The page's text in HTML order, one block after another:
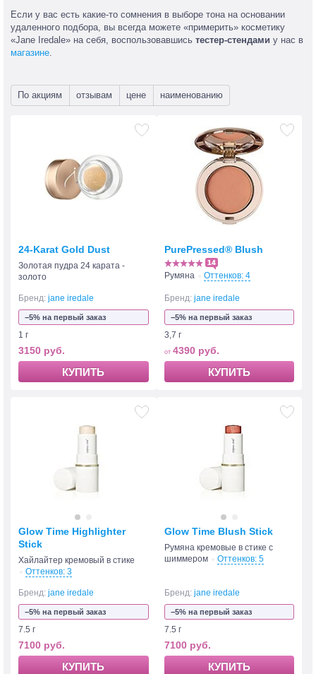
Если у вас есть какие-то сомнения в выборе тона на основании
удаленного подбора, вы всегда можете «примерить» косметику
«Jane Iredale» на себя, воспользовавшись тестер-стендами у нас в
магазине.
По акциям отзывам цене наименованию
24-Karat Gold Dust
Золотая пудра 24 карата -
золото
Бренд: jane iredale
−5% на первый заказ
1 г
3150 руб.
КУПИТЬ
PurePressed® Blush
14
Румяна Оттенков: 4
Бренд: jane iredale
−5% на первый заказ
3,7 г
4390 руб.
КУПИТЬ
Glow Time Highlighter
Stick
Хайлайтер кремовый в стике
Оттенков: 3
Бренд: jane iredale
−5% на первый заказ
7.5 г
7100 руб.
КУПИТЬ
Glow Time Blush Stick
Румяна кремовые в стике с
шиммером
Оттенков: 5
Бренд: jane iredale
−5% на первый заказ
7.5 г
7100 руб.
КУПИТЬ